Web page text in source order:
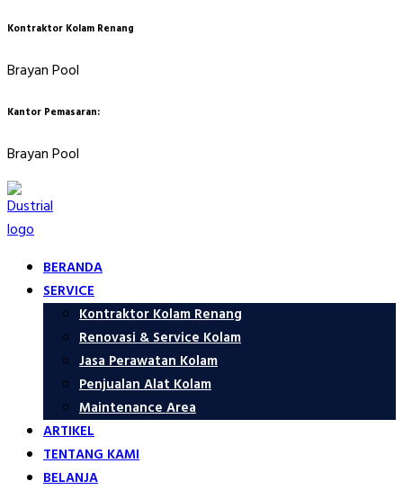
Kontraktor Kolam Renang
Brayan Pool
Kantor Pemasaran:
Brayan Pool
BERANDA
SERVICE
Kontraktor Kolam Renang
Renovasi & Service Kolam
Jasa Perawatan Kolam
Penjualan Alat Kolam
Maintenance Area
ARTIKEL
TENTANG KAMI
BELANJA